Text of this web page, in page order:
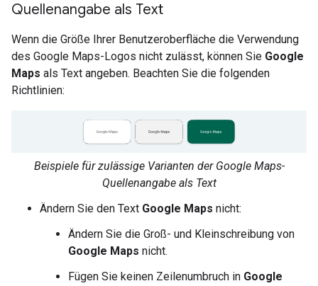
Quellenangabe als Text
Wenn die Größe Ihrer Benutzeroberfläche die Verwendung
des Google Maps-Logos nicht zulässt, können Sie Google
Maps als Text angeben. Beachten Sie die folgenden
Richtlinien:
Beispiele für zulässige Varianten der Google Maps-
Quellenangabe als Text
Ändern Sie den Text Google Maps nicht:
Ändern Sie die Groß- und Kleinschreibung von
Google Maps nicht.
Fügen Sie keinen Zeilenumbruch in Google